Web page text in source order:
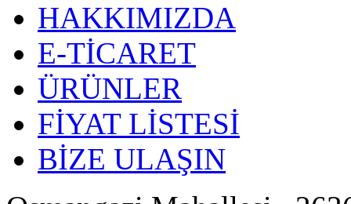
HAKKIMIZDA
E-TİCARET
ÜRÜNLER
FİYAT LİSTESİ
BİZE ULAŞIN